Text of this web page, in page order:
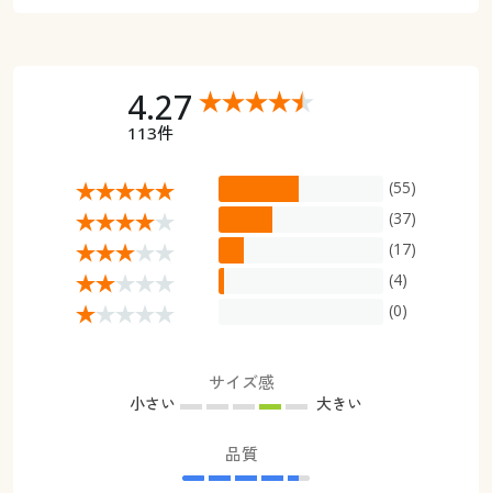
サポート
ご利用ガイド
よくある質問とお問い合わせ
ご利用ガイド
よくある質問とお問い合わせ
4.27
113件
(55)
(37)
(17)
(4)
(0)
サイズ感
小さい 大きい
品質